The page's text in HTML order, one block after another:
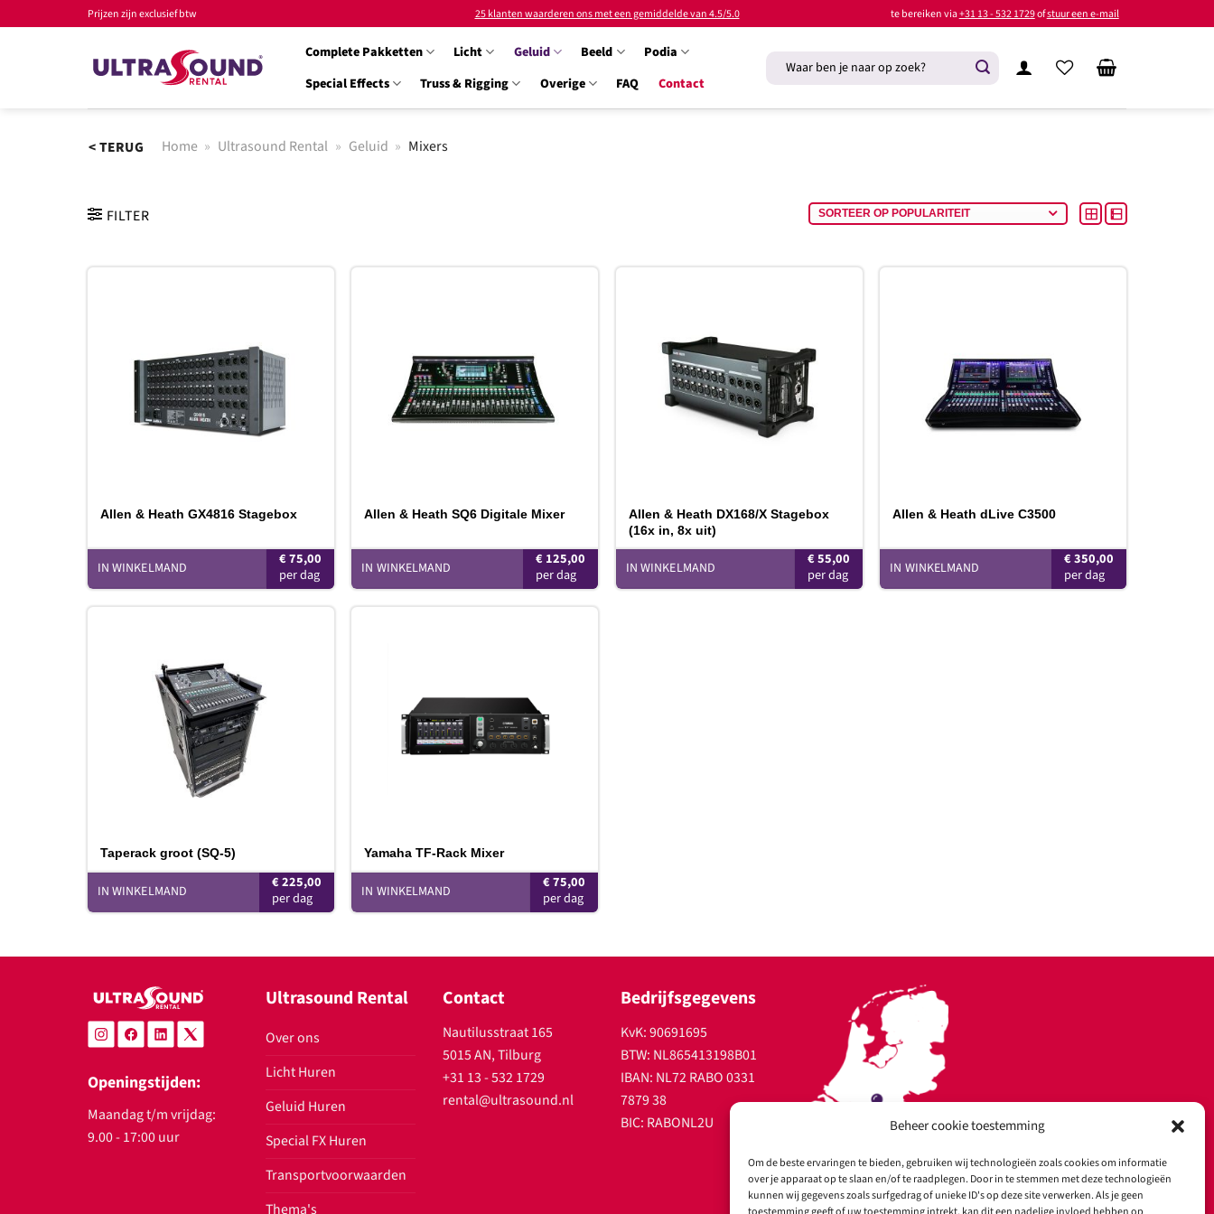
Beheer cookie toestemming
Om de beste ervaringen te bieden, gebruiken wij technologieën zoals cookies om informatie
over je apparaat op te slaan en/of te raadplegen. Door in te stemmen met deze technologieën
kunnen wij gegevens zoals surfgedrag of unieke ID's op deze site verwerken. Als je geen
naar
Prijzen zijn exclusief btw 25 klanten waarderen ons met een gemiddelde van 4.5/5.0 te bereiken via+31 13 - 532 1729ofstuur een e-mail
Complete Pakketten Licht Geluid Beeld
Podia
Special Effects
Truss & Rigging Overige FAQ Contact
Zoeken
naar:
< TERUG Home » Ultrasound Rental » Geluid » Mixers
FILTER
verlanglijst
Allen & Heath GX4816 Stagebox
€75,00
IN WINKELMAND
verlanglijst
Allen & Heath SQ6 Digitale Mixer
€125,00
IN WINKELMAND
Toevoegen
aan
verlanglijst
Allen & Heath DX168/X Stagebox
(16x in, 8x uit)
€55,00
IN WINKELMAND
Allen & Heath dLive C3500
€350,00
IN WINKELMAND
Taperack groot (SQ-5)
€225,00
IN WINKELMAND
verlanglijst
Yamaha TF-Rack Mixer
€75,00
IN WINKELMAND
Openingstijden:
Maandag t/m vrijdag:
9.00 - 17:00 uur
Ultrasound Rental
Over ons
Licht Huren
Geluid Huren
Special FX Huren
Transportvoorwaarden
Thema's
Contact
Nautilusstraat 165
5015 AN, Tilburg
+31 13 - 532 1729
rental@ultrasound.nl
Bedrijfsgegevens
KvK: 90691695
BTW: NL865413198B01
IBAN: NL72 RABO 0331
7879 38
BIC: RABONL2U